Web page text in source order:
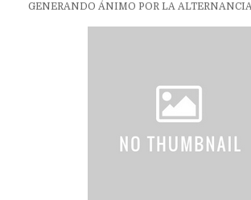
GENERANDO ÁNIMO POR LA